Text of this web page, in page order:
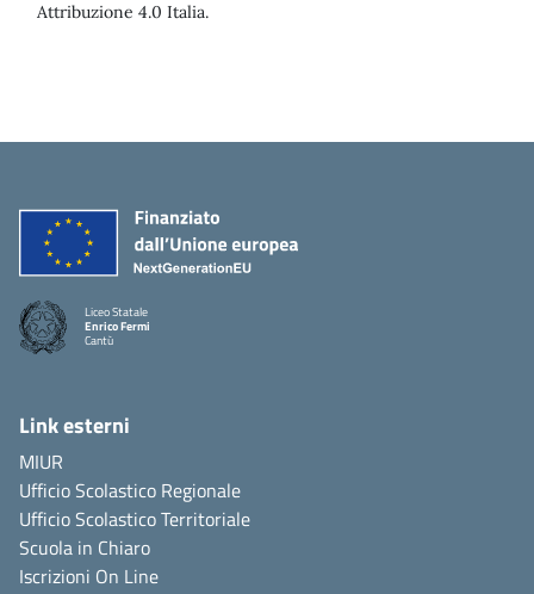
Attribuzione 4.0 Italia.
Liceo Statale
Enrico Fermi
Cantù
Link esterni
MIUR
Ufficio Scolastico Regionale
Ufficio Scolastico Territoriale
Scuola in Chiaro
Iscrizioni On Line